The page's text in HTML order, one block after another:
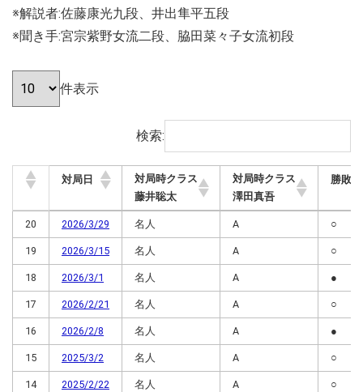
※解説者:佐藤康光九段、井出隼平五段
※聞き手:宮宗紫野女流二段、脇田菜々子女流初段
件表示
検索:
対局日
対局時クラス
藤井聡太
対局時クラス
澤田真吾
勝敗
対局日
対局時クラス
藤井聡太
対局時クラス
澤田真吾
勝敗
20 2026/3/29 名人 A ○
19 2026/3/15 名人 A ○
18 2026/3/1 名人 A ●
17 2026/2/21 名人 A ○
16 2026/2/8 名人 A ●
15 2025/3/2 名人 A ○
14 2025/2/22 名人 A ○